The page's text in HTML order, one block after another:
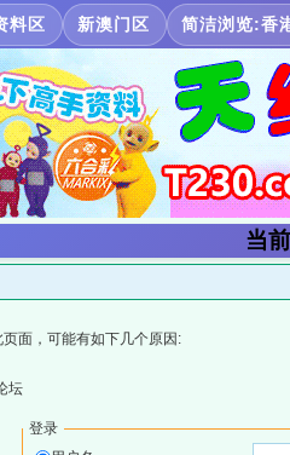
料区 新澳门区 简洁浏览:香
当
面，可能有如下几个原因:
坛
登录